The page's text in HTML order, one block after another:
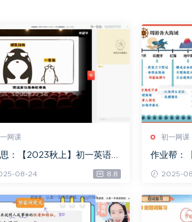
网课
：【2023秋上】初一英语A
08-24 8.8
初一网课
作业帮：
2025-